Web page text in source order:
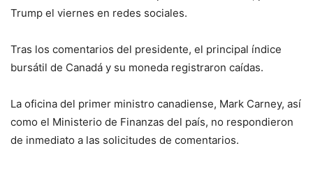
Trump el viernes en redes sociales.
Tras los comentarios del presidente, el principal índice
bursátil de Canadá y su moneda registraron caídas.
La oficina del primer ministro canadiense, Mark Carney, así
como el Ministerio de Finanzas del país, no respondieron
de inmediato a las solicitudes de comentarios.